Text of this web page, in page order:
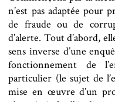
n’est pas adaptée pour
de fraude ou de
d’alerte. Tout d’abord,
sens inverse d’une
fonctionnement de
particulier (le sujet de
mise en œuvre d’un